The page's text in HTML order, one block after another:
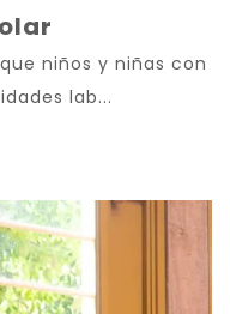
niños y niñas con
lab...